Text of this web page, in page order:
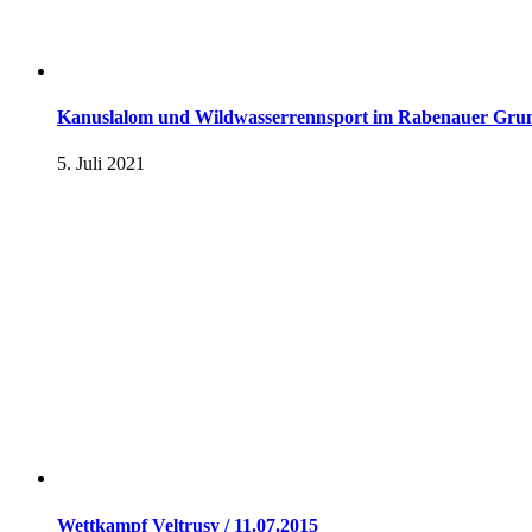
Kanuslalom und Wildwasserrennsport im Rabenauer
5. Juli 2021
Wettkampf Veltrusy / 11.07.2015